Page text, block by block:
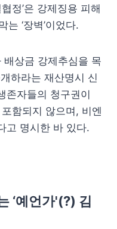
정’은 강제징용 피해
‘장벽’이었다.
배상금 강제추심을 목
하라는 재산명시 신
존자들의 청구권이
함되지 않으며, 비엔
고 명시한 바 있다.
‘예언가'(?) 김